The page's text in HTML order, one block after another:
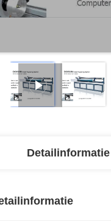
Detailinformatie